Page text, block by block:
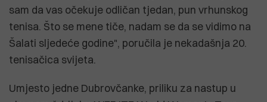
sam da vas očekuje odličan tjedan, pun vrhunskog
tenisa. Što se mene tiče, nadam se da se vidimo na
Šalati sljedeće godine", poručila je nekadašnja 20.
tenisačica svijeta.
Umjesto jedne Dubrovčanke, priliku za nastup u